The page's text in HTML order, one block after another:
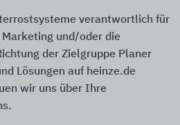
verantwortlich für
und/oder die
der Zielgruppe Planer
Lösungen auf heinze.de
wir uns über Ihre